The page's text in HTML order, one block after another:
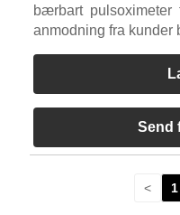
bærbart
anmodning fra kunder
Send
< 1